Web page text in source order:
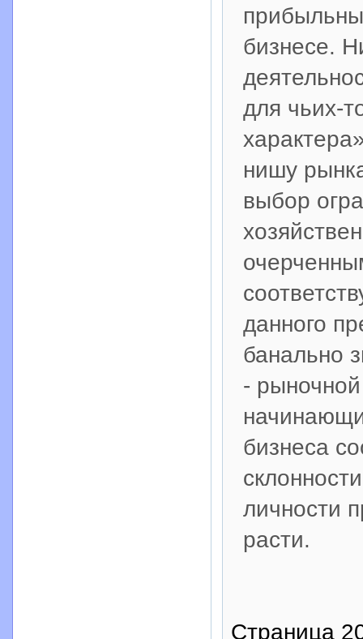
бизнесе.
для чьих-
нишу
выбор
данного
банально
-
бизнеса
личности
расти.
Страница